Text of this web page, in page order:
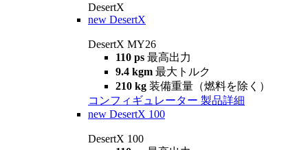
DesertX
new DesertX
DesertX MY26
110 ps 最高出力
9.4 kgm 最大トルク
210 kg 装備重量（燃料を除く）
コンフィギュレーター 製品詳細
new DesertX 100
DesertX 100